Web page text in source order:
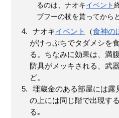
るのは、ナオキイベント
ブフーの杖を貰ってから
ナオキイベント （食神の
がけっぷちでタダメシを
る。ちなみに効果は、満
防具がメッキされる、武
ど。
埋蔵金のある部屋には露
の上には同じ階で出現する
る｡